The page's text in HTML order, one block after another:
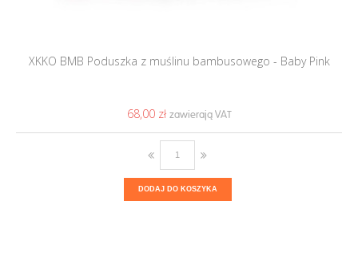
XKKO BMB Poduszka z muślinu bambusowego - Baby Pink
68,00 ‎zł
DODAJ DO KOSZYKA